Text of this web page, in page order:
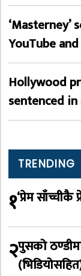
YouTube
Hollywood
sentenced in
TRENDING
१‘प्रेम साँच्चीकै
२पुसको